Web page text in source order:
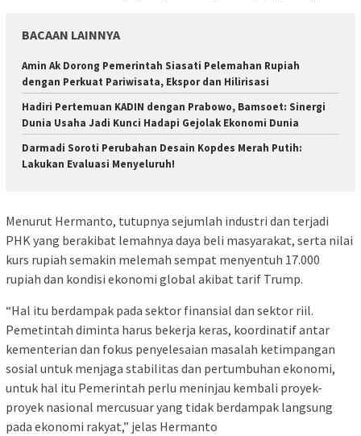
BACAAN LAINNYA
Amin Ak Dorong Pemerintah Siasati Pelemahan Rupiah
dengan Perkuat Pariwisata, Ekspor dan Hilirisasi
Hadiri Pertemuan KADIN dengan Prabowo, Bamsoet: Sinergi
Dunia Usaha Jadi Kunci Hadapi Gejolak Ekonomi Dunia
Darmadi Soroti Perubahan Desain Kopdes Merah Putih:
Lakukan Evaluasi Menyeluruh!
Menurut Hermanto, tutupnya sejumlah industri dan terjadi
PHK yang berakibat lemahnya daya beli masyarakat, serta nilai
kurs rupiah semakin melemah sempat menyentuh 17.000
rupiah dan kondisi ekonomi global akibat tarif Trump.
“Hal itu berdampak pada sektor finansial dan sektor riil.
Pemetintah diminta harus bekerja keras, koordinatif antar
kementerian dan fokus penyelesaian masalah ketimpangan
sosial untuk menjaga stabilitas dan pertumbuhan ekonomi,
untuk hal itu Pemerintah perlu meninjau kembali proyek-
proyek nasional mercusuar yang tidak berdampak langsung
pada ekonomi rakyat,” jelas Hermanto